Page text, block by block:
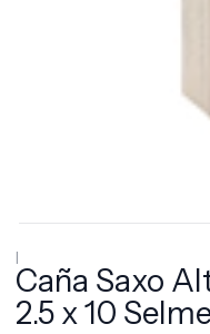
|
Caña Saxo
2.5 x 10